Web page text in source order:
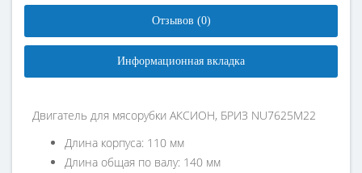
Отзывов (0)
Информационная вкладка
Двигатель для мясорубки АКСИОН, БРИЗ NU7625M22
Длина корпуса: 110 мм
Длина общая по валу: 140 мм